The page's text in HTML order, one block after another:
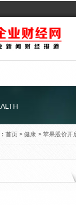
首页 > 健康 > 苹果股价开